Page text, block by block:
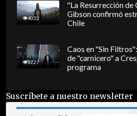
4032
"La Resurrección
Gibson confirmó
Chile
3727
Caos en "Sin
de "carnicero" a
programa
Suscríbete a nuestro newsletter